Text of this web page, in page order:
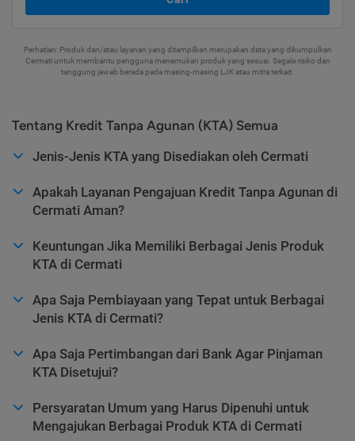
Perhatian: Produk dan/atau layanan yang ditampilkan merupakan data yang dikumpulkan
Cermati untuk membantu pengguna menemukan produk yang sesuai. Segala risiko dan
tanggung jawab berada pada masing-masing LJK atau mitra terkait.
Tentang Kredit Tanpa Agunan (KTA) Semua
Jenis-Jenis KTA yang Disediakan oleh Cermati
Apakah Layanan Pengajuan Kredit Tanpa Agunan di
Cermati Aman?
Keuntungan Jika Memiliki Berbagai Jenis Produk
KTA di Cermati
Apa Saja Pembiayaan yang Tepat untuk Berbagai
Jenis KTA di Cermati?
Apa Saja Pertimbangan dari Bank Agar Pinjaman
KTA Disetujui?
Persyaratan Umum yang Harus Dipenuhi untuk
Mengajukan Berbagai Produk KTA di Cermati